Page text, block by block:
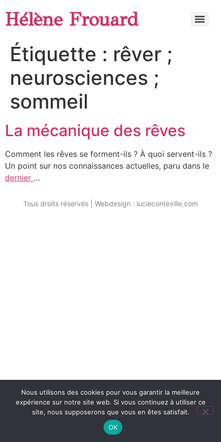
Hélène Frouard
Étiquette : rêver ;
neurosciences ;
sommeil
La mécanique des rêves
Comment les rêves se forment-ils ? À quoi servent-ils ?
Un point sur nos connaissances actuelles, paru dans le
dernier …
Tous droits réservés | Webdesign : lucieconteville.com
Nous utilisons des cookies pour vous garantir la meilleure
expérience sur notre site web. Si vous continuez à utiliser ce
site, nous supposerons que vous en êtes satisfait.
OK